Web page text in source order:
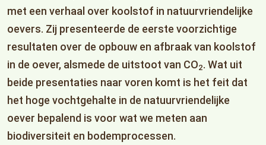
met een verhaal over koolstof in natuurvriendelijke
oevers. Zij presenteerde de eerste voorzichtige
resultaten over de opbouw en afbraak van koolstof
in de oever, alsmede de uitstoot van CO2. Wat uit
beide presentaties naar voren komt is het feit dat
het hoge vochtgehalte in de natuurvriendelijke
oever bepalend is voor wat we meten aan
biodiversiteit en bodemprocessen.